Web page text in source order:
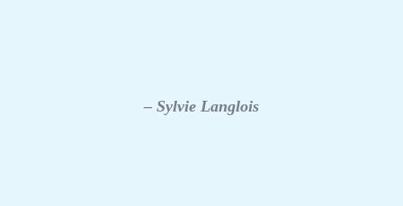
– Sylvie Langlois